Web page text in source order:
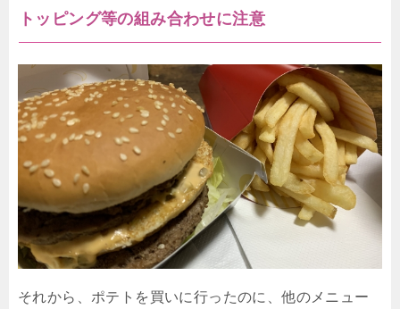
トッピング等の組み合わせに注意
それから、ポテトを買いに行ったのに、他のメニュー